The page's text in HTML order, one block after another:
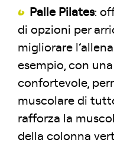
Palle Pilates:
di opzioni per
migliorare
esempio, con
confortevole,
muscolare di
rafforza la
della colonna